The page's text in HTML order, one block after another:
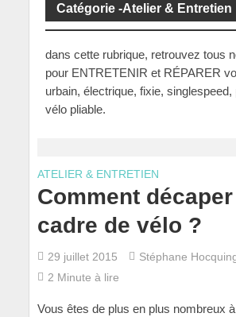
Catégorie -Atelier & Entretien
dans cette rubrique, retrouvez tous
pour ENTRETENIR et RÉPARER
urbain, électrique, fixie, singlespeed,
vélo pliable.
ATELIER & ENTRETIEN
Comment
cadre de vélo ?
29 juillet 2015
Stéphane
2 Minute à lire
Vous êtes de plus en plus nombreux